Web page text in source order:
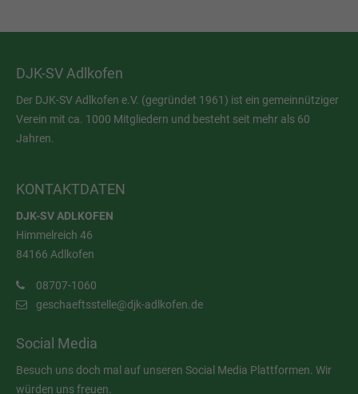
DJK-SV Adlkofen
Der DJK-SV Adlkofen e.V. (gegründet 1961) ist ein gemeinnütziger
Verein mit ca. 1000 Mitgliedern und besteht seit mehr als 60
Jahren.
KONTAKTDATEN
DJK-SV ADLKOFEN
Himmelreich 46
84166 Adlkofen
08707-1060
geschaeftsstelle@djk-adlkofen.de
Social Media
Besuch uns doch mal auf unseren Social Media Plattformen. Wir
würden uns freuen.